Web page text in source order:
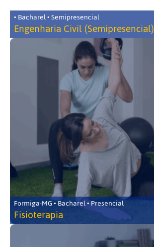
• Bacharel • Semipresencial
Engenharia Civil (Semipresencial)
Formiga-MG • Bacharel • Presencial
Fisioterapia